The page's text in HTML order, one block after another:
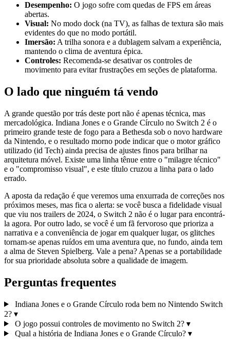
Desempenho: O jogo sofre com quedas de FPS em áreas
abertas.
Visual: No modo dock (na TV), as falhas de textura são mais
evidentes do que no modo portátil.
Imersão: A trilha sonora e a dublagem salvam a experiência,
mantendo o clima de aventura épica.
Controles: Recomenda-se desativar os controles de
movimento para evitar frustrações em seções de plataforma.
O lado que ninguém tá vendo
A grande questão por trás deste port não é apenas técnica, mas
mercadológica. Indiana Jones e o Grande Círculo no Switch 2 é o
primeiro grande teste de fogo para a Bethesda sob o novo hardware
da Nintendo, e o resultado morno pode indicar que o motor gráfico
utilizado (id Tech) ainda precisa de ajustes finos para brilhar na
arquitetura móvel. Existe uma linha tênue entre o "milagre técnico"
e o "compromisso visual", e este título cruzou a linha para o lado
errado.
A aposta da redação é que veremos uma enxurrada de correções nos
próximos meses, mas fica o alerta: se você busca a fidelidade visual
que viu nos trailers de 2024, o Switch 2 não é o lugar para encontrá-
la agora. Por outro lado, se você é um fã fervoroso que prioriza a
narrativa e a conveniência de jogar em qualquer lugar, os glitches
tornam-se apenas ruídos em uma aventura que, no fundo, ainda tem
a alma de Steven Spielberg. Vale a pena? Apenas se a portabilidade
for sua prioridade absoluta sobre a qualidade de imagem.
Perguntas frequentes
Indiana Jones e o Grande Círculo roda bem no Nintendo Switch
2? ▾
O jogo possui controles de movimento no Switch 2? ▾
Qual a história de Indiana Jones e o Grande Círculo? ▾